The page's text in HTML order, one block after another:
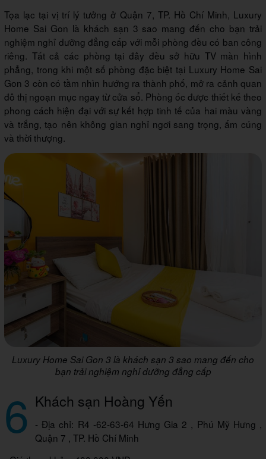
Tọa lạc tại vị trí lý tưởng ở Quận 7, TP. Hồ Chí Minh, Luxury
Home Sai Gon là khách sạn 3 sao mang đến cho bạn trải
nghiệm nghỉ dưỡng đẳng cấp với mỗi phòng đều có ban công
riêng. Tất cả các phòng tại đây đều sở hữu TV màn hình
phẳng, trong khi một số phòng đặc biệt tại Luxury Home Sai
Gon 3 còn có tầm nhìn hướng ra thành phố, mở ra cảnh quan
đô thị ngoạn mục ngay từ cửa sổ. Phòng ốc được thiết kế theo
phong cách hiện đại với sự kết hợp tinh tế của hai màu vàng
và trắng, tạo nên không gian nghỉ ngơi sang trọng, ấm cúng
và thời thượng.
Luxury Home Sai Gon 3 là khách sạn 3 sao mang đến cho
bạn trải nghiệm nghỉ dưỡng đẳng cấp
6 Khách sạn Hoàng Yến
- Địa chỉ: R4 -62-63-64 Hưng Gia 2 , Phú Mỹ Hưng ,
Quận 7 , TP. Hồ Chí Minh